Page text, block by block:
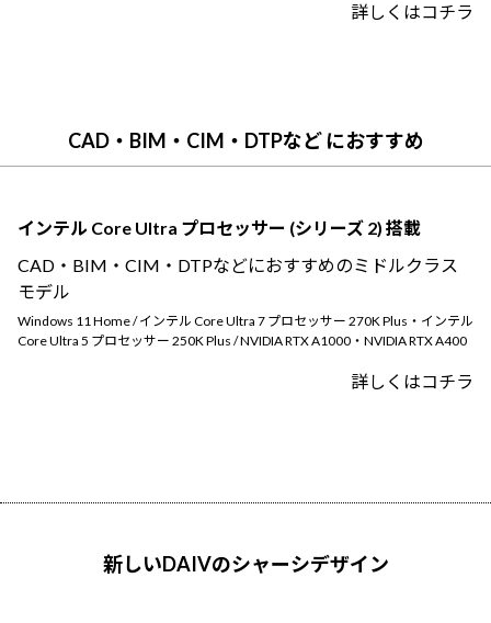
詳しくはコチラ
CAD・BIM・CIM・DTPなど におすすめ
インテル Core Ultra プロセッサー (シリーズ 2) 搭載
CAD・BIM・CIM・DTPなどにおすすめのミドルクラス
モデル
Windows 11 Home / インテル Core Ultra 7 プロセッサー 270K Plus・インテル
Core Ultra 5 プロセッサー 250K Plus / NVIDIA RTX A1000・NVIDIA RTX A400
詳しくはコチラ
新しいDAIVのシャーシデザイン